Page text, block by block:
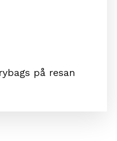
på resan